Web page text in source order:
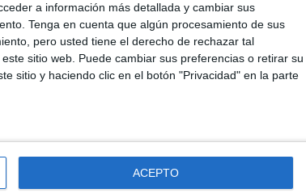
a información más detallada y cambiar sus
Tenga en cuenta que algún procesamiento de sus
pero usted tiene el derecho de rechazar tal
sitio web. Puede cambiar sus preferencias o retirar su
sitio y haciendo clic en el botón "Privacidad" en la parte
ACEPTO